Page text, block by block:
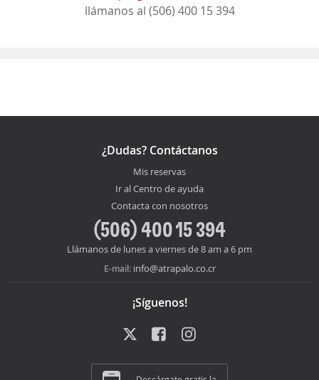
llámanos al (506) 400 15 394
¿Dudas? Contáctanos
Mis reservas
Ir al Centro de ayuda
Contacta con nosotros
(506) 400 15 394
Llámanos de lunes a viernes de 8 am a 6 pm
E-mail: info@atrapalo.co.cr
¡Síguenos!